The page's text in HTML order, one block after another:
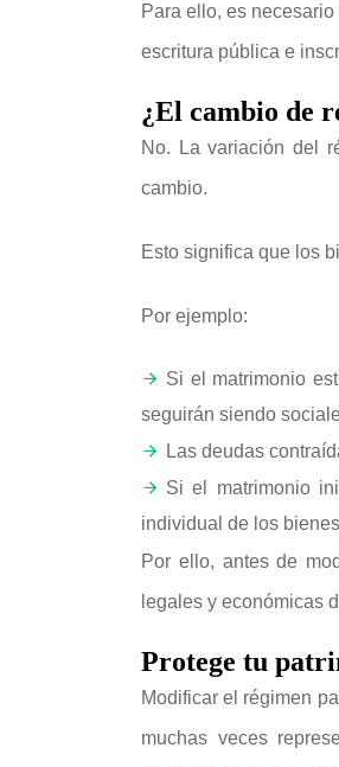
Para ello, es
escritura pública e
¿El cambio de
No. La variación del
cambio.
Esto significa que los
Por ejemplo:
Si el matrimonio
seguirán siendo
Las deudas
Si el matrimonio
individual de los
Por ello, antes de
legales y económicas
Protege tu
Modificar el régimen
muchas veces